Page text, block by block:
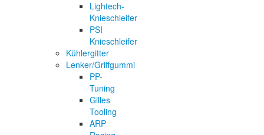
Lightech-
Knieschleifer
PSI
Knieschleifer
Kühlergitter
Lenker/Griffgummi
PP-
Tuning
Gilles
Tooling
ARP